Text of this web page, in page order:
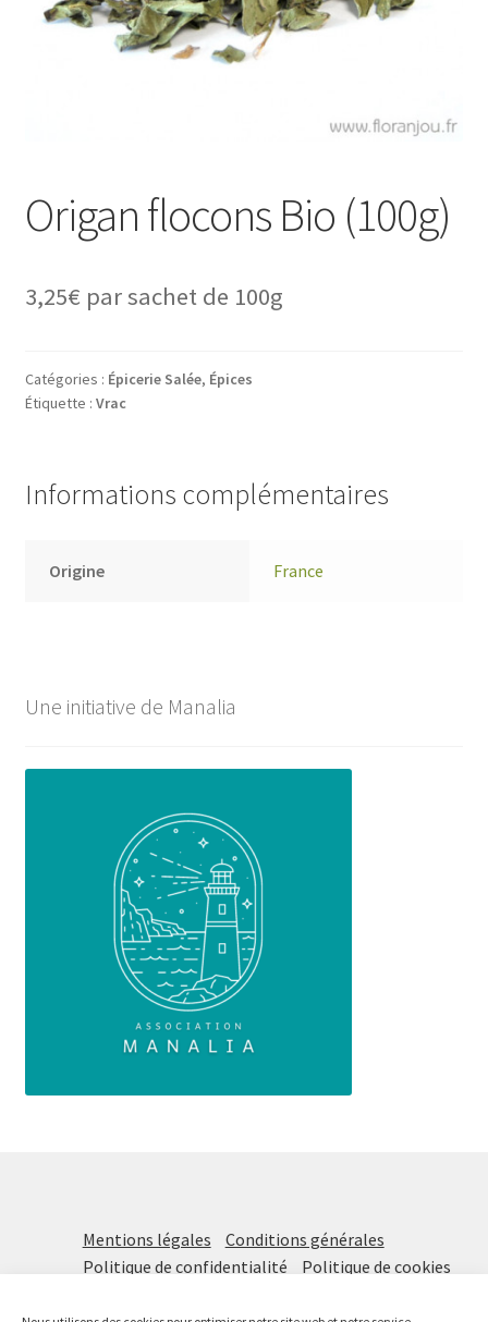
Origan flocons Bio (100g)
3,25€ par sachet de 100g
Catégories : Épicerie Salée, Épices
Étiquette : Vrac
Informations complémentaires
Origine France
Une initiative de Manalia
Mentions légales
Conditions générales
Politique de confidentialité
Politique de cookies